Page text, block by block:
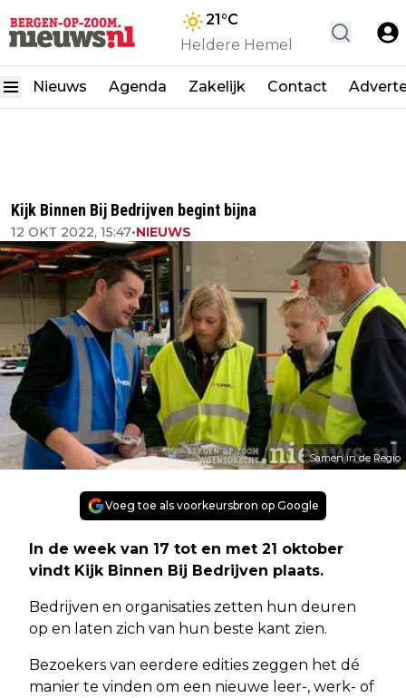
21°C
Heldere Hemel
Nieuws Agenda Zakelijk Contact
Kijk Binnen Bij Bedrijven begint bijna
12 OKT 2022, 15:47•NIEUWS
Samen in de Regio
Voeg toe als voorkeursbron op Google
In de week van 17 tot en met 21 oktober
vindt Kijk Binnen Bij Bedrijven plaats.
Bedrijven en organisaties zetten hun deuren
op en laten zich van hun beste kant zien.
Bezoekers van eerdere edities zeggen het dé
manier te vinden om een nieuwe leer-, werk- of